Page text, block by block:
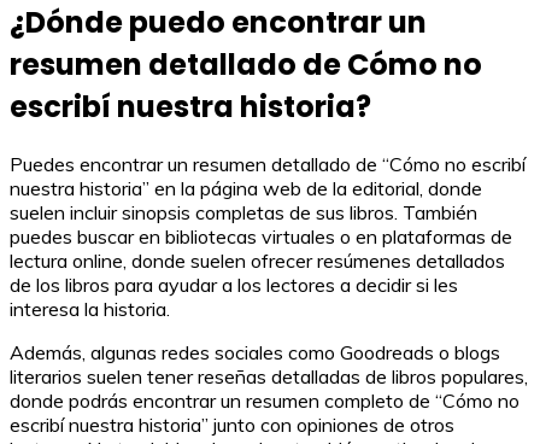
¿Dónde puedo encontrar un
resumen detallado de Cómo no
escribí nuestra historia?
Puedes encontrar un resumen detallado de “Cómo no escribí
nuestra historia” en la página web de la editorial, donde
suelen incluir sinopsis completas de sus libros. También
puedes buscar en bibliotecas virtuales o en plataformas de
lectura online, donde suelen ofrecer resúmenes detallados
de los libros para ayudar a los lectores a decidir si les
interesa la historia.
Además, algunas redes sociales como Goodreads o blogs
literarios suelen tener reseñas detalladas de libros populares,
donde podrás encontrar un resumen completo de “Cómo no
escribí nuestra historia” junto con opiniones de otros